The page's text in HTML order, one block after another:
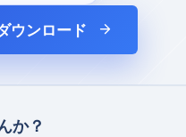
ウンロード
か？